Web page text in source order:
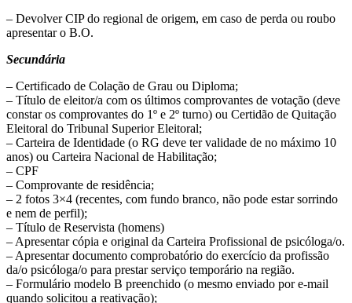
– Devolver CIP do regional de origem, em caso de perda ou roubo
apresentar o B.O.
Secundária
– Certificado de Colação de Grau ou Diploma;
– Título de eleitor/a com os últimos comprovantes de votação (deve
constar os comprovantes do 1º e 2º turno) ou Certidão de Quitação
Eleitoral do Tribunal Superior Eleitoral;
– Carteira de Identidade (o RG deve ter validade de no máximo 10
anos) ou Carteira Nacional de Habilitação;
– CPF
– Comprovante de residência;
– 2 fotos 3×4 (recentes, com fundo branco, não pode estar sorrindo
e nem de perfil);
– Título de Reservista (homens)
– Apresentar cópia e original da Carteira Profissional de psicóloga/o.
– Apresentar documento comprobatório do exercício da profissão
da/o psicóloga/o para prestar serviço temporário na região.
– Formulário modelo B preenchido (o mesmo enviado por e-mail
quando solicitou a reativação);